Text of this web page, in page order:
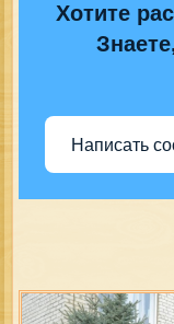
Хотите
Написать